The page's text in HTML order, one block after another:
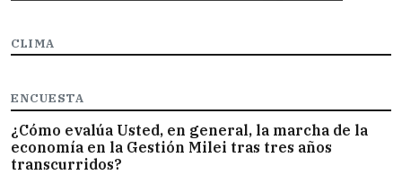
CLIMA
ENCUESTA
¿Cómo evalúa Usted, en general, la marcha de la
economía en la Gestión Milei tras tres años
transcurridos?